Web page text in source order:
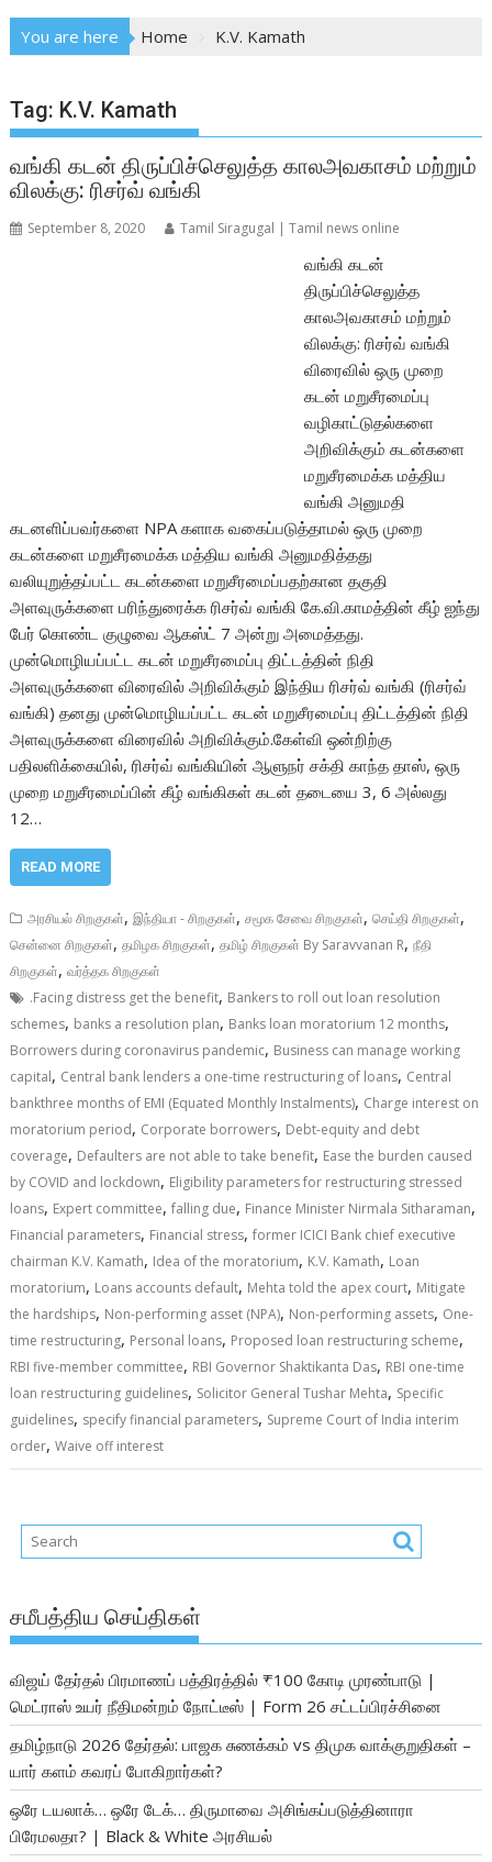
You are here Home K.V. Kamath
Tag: K.V. Kamath
வங்கி கடன் திருப்பிச்செலுத்த காலஅவகாசம் மற்றும்
விலக்கு: ரிசர்வ் வங்கி
September 8, 2020 Tamil Siragugal | Tamil news online
வங்கி கடன்
திருப்பிச்செலுத்த
காலஅவகாசம் மற்றும்
விலக்கு: ரிசர்வ் வங்கி
விரைவில் ஒரு முறை
கடன் மறுசீரமைப்பு
வழிகாட்டுதல்களை
அறிவிக்கும் கடன்களை
மறுசீரமைக்க மத்திய
வங்கி அனுமதி
கடனளிப்பவர்களை NPA களாக வகைப்படுத்தாமல் ஒரு முறை
கடன்களை மறுசீரமைக்க மத்திய வங்கி அனுமதித்தது
வலியுறுத்தப்பட்ட கடன்களை மறுசீரமைப்பதற்கான தகுதி
அளவுருக்களை பரிந்துரைக்க ரிசர்வ் வங்கி கே.வி.காமத்தின் கீழ் ஐந்து
பேர் கொண்ட குழுவை ஆகஸ்ட் 7 அன்று அமைத்தது.
முன்மொழியப்பட்ட கடன் மறுசீரமைப்பு திட்டத்தின் நிதி
அளவுருக்களை விரைவில் அறிவிக்கும் இந்திய ரிசர்வ் வங்கி (ரிசர்வ்
வங்கி) தனது முன்மொழியப்பட்ட கடன் மறுசீரமைப்பு திட்டத்தின் நிதி
அளவுருக்களை விரைவில் அறிவிக்கும்.கேள்வி ஒன்றிற்கு
பதிலளிக்கையில், ரிசர்வ் வங்கியின் ஆளுநர் சக்தி காந்த தாஸ், ஒரு
முறை மறுசீரமைப்பின் கீழ் வங்கிகள் கடன் தடையை 3, 6 அல்லது
12…
READ MORE
அரசியல் சிறகுகள்,இந்தியா - சிறகுகள்,சமூக சேவை சிறகுகள்,செய்தி சிறகுகள்,
சென்னை சிறகுகள்,தமிழக சிறகுகள்,தமிழ் சிறகுகள் By Saravvanan R,நீதி
சிறகுகள்,வர்த்தக சிறகுகள்
.Facing distress get the benefit, Bankers to roll out loan resolution
schemes, banks a resolution plan, Banks loan moratorium 12 months,
Borrowers during coronavirus pandemic, Business can manage working
capital, Central bank lenders a one-time restructuring of loans, Central
bankthree months of EMI (Equated Monthly Instalments), Charge interest on
moratorium period, Corporate borrowers, Debt-equity and debt
coverage, Defaulters are not able to take benefit, Ease the burden caused
by COVID and lockdown, Eligibility parameters for restructuring stressed
loans, Expert committee,falling due, Finance Minister Nirmala Sitharaman,
Financial parameters, Financial stress,former ICICI Bank chief executive
chairman K.V. Kamath, Idea of the moratorium, K.V. Kamath, Loan
moratorium, Loans accounts default, Mehta told the apex court, Mitigate
the hardships, Non-performing asset (NPA), Non-performing assets, One-
time restructuring, Personal loans, Proposed loan restructuring scheme,
RBI five-member committee, RBI Governor Shaktikanta Das, RBI one-time
loan restructuring guidelines, Solicitor General Tushar Mehta, Specific
guidelines, specify financial parameters, Supreme Court of India interim
order,Waive off interest
சமீபத்திய செய்திகள்
விஜய் தேர்தல் பிரமாணப் பத்திரத்தில் ₹100 கோடி முரண்பாடு |
மெட்ராஸ் உயர் நீதிமன்றம் நோட்டீஸ் | Form 26 சட்டப்பிரச்சினை
தமிழ்நாடு 2026 தேர்தல்: பாஜக சுணக்கம் vs திமுக வாக்குறுதிகள் –
யார் களம் கவரப் போகிறார்கள்?
ஒரே டயலாக்… ஒரே டேக்… திருமாவை அசிங்கப்படுத்தினாரா
பிரேமலதா? | Black & White அரசியல்